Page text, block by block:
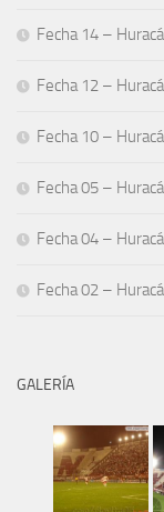
Fecha 14 –
Fecha 12 –
Fecha 10 –
Fecha 05 –
Fecha 04 –
Fecha 02 –
GALERÍA